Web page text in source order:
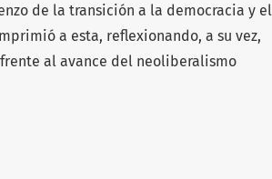
de la transición a la democracia y el
a esta, reflexionando, a su vez,
al avance del neoliberalismo